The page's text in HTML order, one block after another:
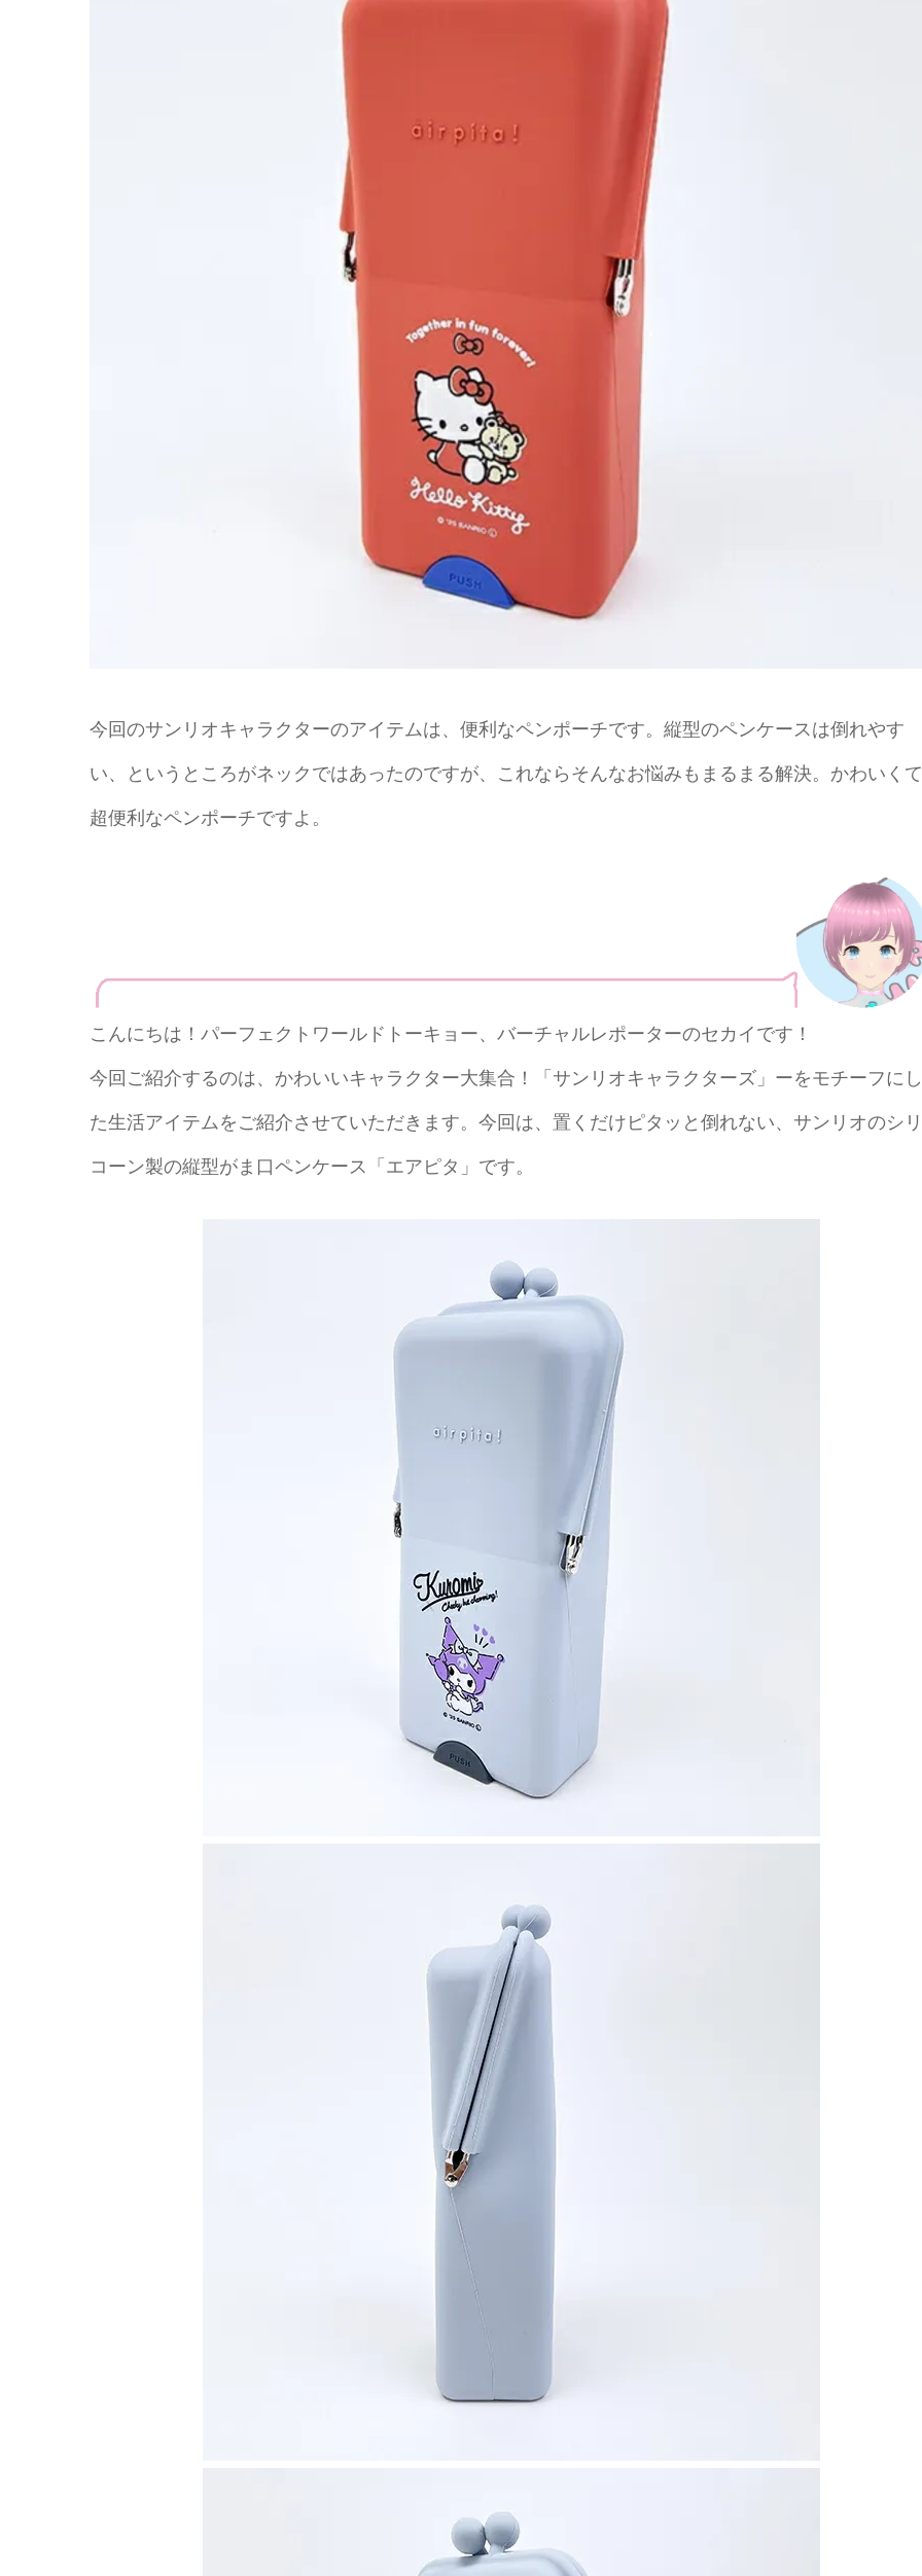
今回のサンリオキャラクターのアイテムは、便利なペンポーチです。縦型のペンケースは倒れやす
い、というところがネックではあったのですが、これならそんなお悩みもまるまる解決。かわいくて
超便利なペンポーチですよ。
こんにちは！パーフェクトワールドトーキョー、バーチャルレポーターのセカイです！
今回ご紹介するのは、かわいいキャラクター大集合！「サンリオキャラクターズ」ーをモチーフにし
た生活アイテムをご紹介させていただきます。今回は、置くだけピタッと倒れない、サンリオのシリ
コーン製の縦型がま口ペンケース「エアピタ」です。